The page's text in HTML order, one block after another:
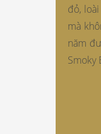
đỏ,
mà
năm
Smoky